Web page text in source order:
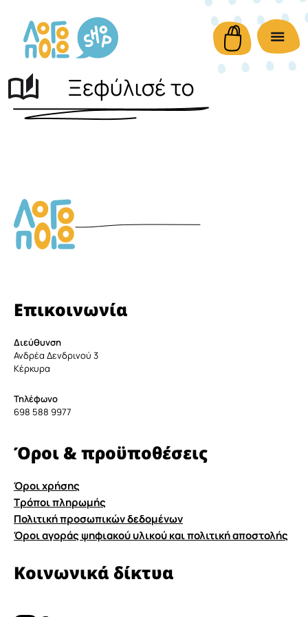
Επικοινωνία
Διεύθυνση
Ανδρέα Δενδρινού 3
Κέρκυρα
Τηλέφωνο
698 588 9977
Όροι & προϋποθέσεις
Όροι χρήσης
Τρόποι πληρωμής
Πολιτική προσωπικών δεδομένων
Όροι αγοράς ψηφιακού υλικού και πολιτική αποστολής
Κοινωνικά δίκτυα